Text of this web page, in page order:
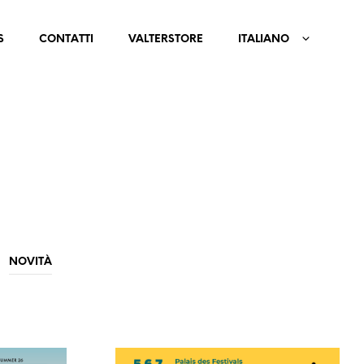
CONTATTI VALTERSTORE ITALIANO
NOVITÀ